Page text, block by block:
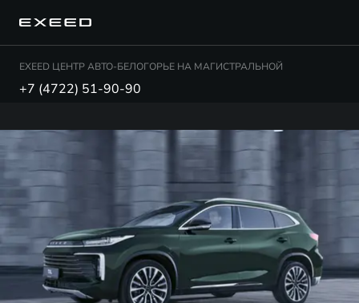
EXEED ЦЕНТР АВТО-БЕЛОГОРЬЕ НА МАГИСТРАЛЬНОЙ
+7 (4722) 51-90-90TXL PREMIUM